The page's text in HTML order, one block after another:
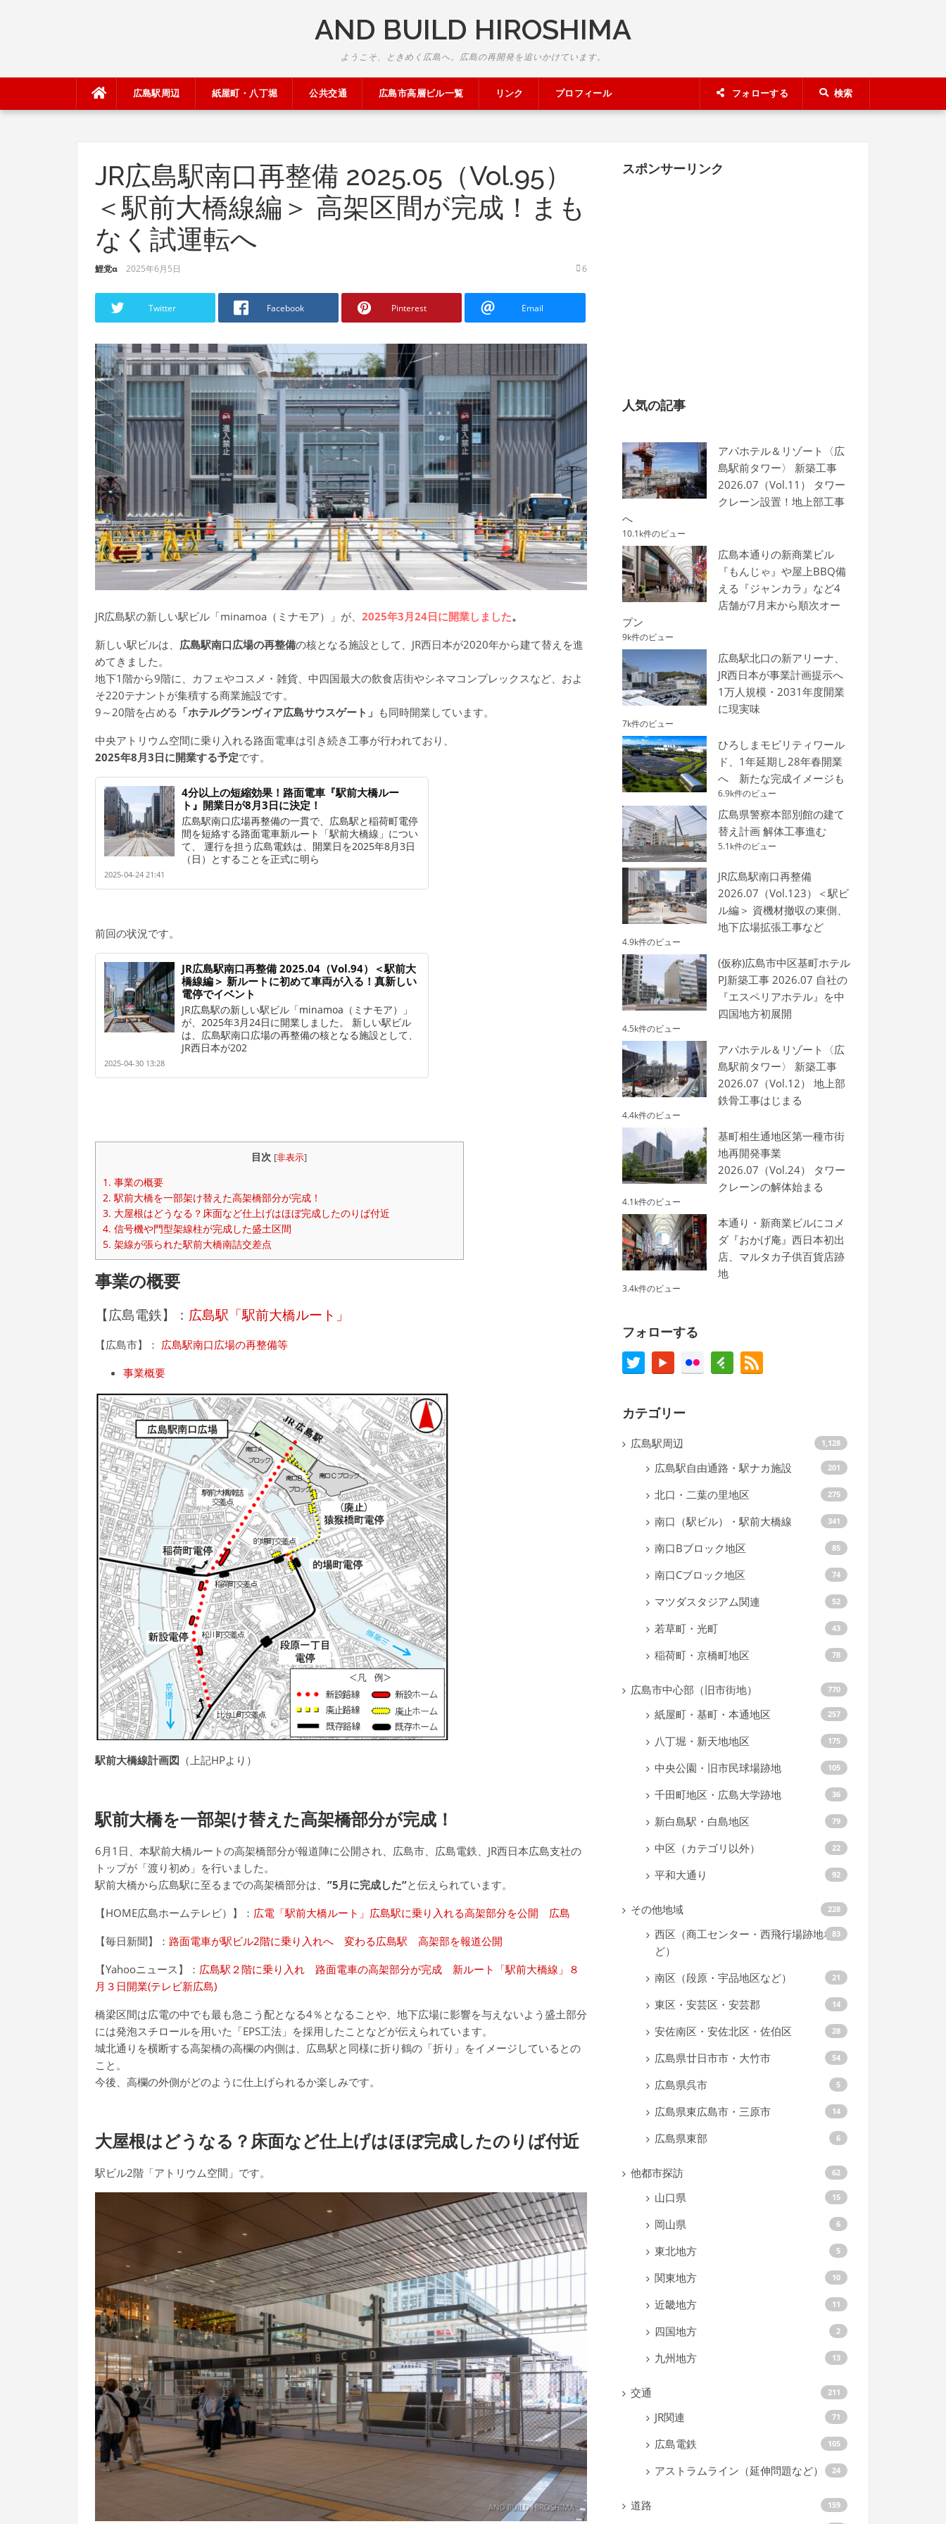
AND BUILD HIROSHIMA
ようこそ、ときめく広島へ。広島の再開発を追いかけています。
広島駅周辺 紙屋町・八丁堀 公共交通 広島市高層ビル一覧 リンク プロフィール フォローする 検索
JR広島駅南口再整備 2025.05（Vol.95）
＜駅前大橋線編＞ 高架区間が完成！まも
なく試運転へ
鯉党α 2025年6月5日 6
Twitter Facebook Pinterest Email
JR広島駅の新しい駅ビル「minamoa（ミナモア）」が、 2025年3月24日に開業しました。
新しい駅ビルは、 広島駅南口広場の再整備の核となる施設として、JR西日本が2020年から建て替えを進
めてきました。
地下1階から9階に、カフェやコスメ・雑貨、中四国最大の飲食店街やシネマコンプレックスなど、およ
そ220テナントが集積する商業施設です。
9～20階を占める 「ホテルグランヴィア広島サウスゲート」 も同時開業しています。
中央アトリウム空間に乗り入れる路面電車は引き続き工事が行われており、
2025年8月3日に開業する予定です。
4分以上の短縮効果！路面電車『駅前大橋ルー
ト』開業日が8月3日に決定！
広島駅南口広場再整備の一貫で、広島駅と稲荷町電停
間を短絡する路面電車新ルート「駅前大橋線」につい
て、 運行を担う広島電鉄は、開業日を2025年8月3日
（日）とすることを正式に明ら
2025-04-24 21:41
前回の状況です。
JR広島駅南口再整備 2025.04（Vol.94）＜駅前大
橋線編＞ 新ルートに初めて車両が入る！真新しい
電停でイベント
JR広島駅の新しい駅ビル「minamoa（ミナモア）」
が、2025年3月24日に開業しました。 新しい駅ビル
は、広島駅南口広場の再整備の核となる施設として、
JR西日本が202
2025-04-30 13:28
目次 [非表示]
1. 事業の概要
2. 駅前大橋を一部架け替えた高架橋部分が完成！
3. 大屋根はどうなる？床面など仕上げはほぼ完成したのりば付近
4. 信号機や門型架線柱が完成した盛土区間
5. 架線が張られた駅前大橋南詰交差点
事業の概要
【広島電鉄】： 広島駅「駅前大橋ルート」
【広島市】： 広島駅南口広場の再整備等
事業概要
駅前大橋線計画図 （上記HPより）
駅前大橋を一部架け替えた高架橋部分が完成！
6月1日、本駅前大橋ルートの高架橋部分が報道陣に公開され、広島市、広島電鉄、JR西日本広島支社の
トップが「渡り初め」を行いました。
駅前大橋から広島駅に至るまでの高架橋部分は、 ”5月に完成した”と伝えられています。
【HOME広島ホームテレビ）】： 広電「駅前大橋ルート」広島駅に乗り入れる高架部分を公開 広島
【毎日新聞】： 路面電車が駅ビル2階に乗り入れへ 変わる広島駅 高架部を報道公開
【Yahooニュース】： 広島駅２階に乗り入れ 路面電車の高架部分が完成 新ルート「駅前大橋線」８
月３日開業(テレビ新広島)
橋梁区間は広電の中でも最も急こう配となる4％となることや、地下広場に影響を与えないよう盛土部分
には発泡スチロールを用いた「EPS工法」を採用したことなどが伝えられています。
城北通りを横断する高架橋の高欄の内側は、広島駅と同様に折り鶴の「折り」をイメージしているとの
こと。
今後、高欄の外側がどのように仕上げられるか楽しみです。
大屋根はどうなる？床面など仕上げはほぼ完成したのりば付近
駅ビル2階「アトリウム空間」です。
スポンサーリンク
人気の記事
アパホテル＆リゾート〈広
島駅前タワー〉 新築工事
2026.07（Vol.11） タワー
クレーン設置！地上部工事
へ
10.1k件のビュー
広島本通りの新商業ビル
『もんじゃ』や屋上BBQ備
える『ジャンカラ』など4
店舗が7月末から順次オー
プン
9k件のビュー
広島駅北口の新アリーナ、
JR西日本が事業計画提示へ
1万人規模・2031年度開業
に現実味
7k件のビュー
ひろしまモビリティワール
ド、1年延期し28年春開業
へ 新たな完成イメージも
6.9k件のビュー
広島県警察本部別館の建て
替え計画 解体工事進む
5.1k件のビュー
JR広島駅南口再整備
2026.07（Vol.123）＜駅ビ
ル編＞ 資機材撤収の東側、
地下広場拡張工事など
4.9k件のビュー
(仮称)広島市中区基町ホテル
PJ新築工事 2026.07 自社の
『エスペリアホテル』を中
四国地方初展開
4.5k件のビュー
アパホテル＆リゾート〈広
島駅前タワー〉 新築工事
2026.07（Vol.12） 地上部
鉄骨工事はじまる
4.4k件のビュー
基町相生通地区第一種市街
地再開発事業
2026.07（Vol.24） タワー
クレーンの解体始まる
4.1k件のビュー
本通り・新商業ビルにコメ
ダ『おかげ庵』西日本初出
店、マルタカ子供百貨店跡
地
3.4k件のビュー
フォローする
カテゴリー
広島駅周辺 1,128
広島駅自由通路・駅ナカ施設 201
北口・二葉の里地区 275
南口（駅ビル）・駅前大橋線 341
南口Bブロック地区 85
南口Cブロック地区 74
マツダスタジアム関連 52
若草町・光町 43
稲荷町・京橋町地区 78
広島市中心部（旧市街地） 770
紙屋町・基町・本通地区 257
八丁堀・新天地地区 175
中央公園・旧市民球場跡地 105
千田町地区・広島大学跡地 36
新白島駅・白島地区 79
中区（カテゴリ以外） 22
平和大通り 92
その他地域 228
西区（商工センター・西飛行場跡地な
ど）
83
南区（段原・宇品地区など） 21
東区・安芸区・安芸郡 14
安佐南区・安佐北区・佐伯区 28
広島県廿日市市・大竹市 54
広島県呉市 5
広島県東広島市・三原市 14
広島県東部 6
他都市探訪 62
山口県 15
岡山県 6
東北地方 5
関東地方 10
近畿地方 11
四国地方 2
九州地方 13
交通 211
JR関連 71
広島電鉄 105
アストラムライン（延伸問題など） 24
道路 159